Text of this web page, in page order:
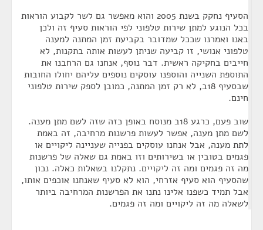
הסעיף נחקק בשנת 2005 והוא מאפשר גם לשר לקבוע הוראות
בכל הנוגע למתן שירות טלפוני לפי הוראות סעיף זה ולכן
באנו ואמרנו שככל שמדובר בקביעת זמן המתנה למענה
טלפוני אנושי, זו קביעה שניתן לעשות אותה בתקנות, לא
חייבים בחקיקה ראשית. דבר נוסף, אנחנו גם הרחבנו את
התוספת השנייה והוספנו עוסקים נוספים עליהם יחולו החובות
שבסעיף 18ב, לא רק זמן המתנה, כמובן לספק שירות טלפוני
חינם.
שוב פעם, כרגע 18ב מנוסח באופן כזה שזה לשם מתן מענה.
לשם מתן מענה, אפשר לעשות פרשנות מרחיבה, זה באמת
לתת מענה, אבל אנחנו עוסקים בפנייה שעניינה ליקויים או
פגמים בטובין או בשירותים וזו באמת גם שאלה של פרשנות
מה זה פגמים ומה זה ליקויים. נתקלנו בשאלות כאלה. נכון
שהסעיף הוא סעיף אזרחי, הוא לא סעיף שאנחנו אוכפים אותו,
אבל תמיד כשפנו אלינו נתנו את הפרשנות המרחיבה ביותר
לשאלה מה זה ליקויים ומה זה פגמים.